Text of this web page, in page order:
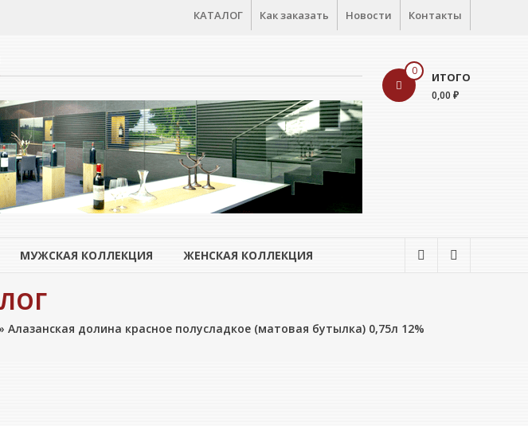
КАТАЛОГ Как заказать Новости Контакты
0 ИТОГО
0,00 ₽
МУЖСКАЯ КОЛЛЕКЦИЯ ЖЕНСКАЯ КОЛЛЕКЦИЯ
долина красное полусладкое (матовая бутылка) 0,75л 12%